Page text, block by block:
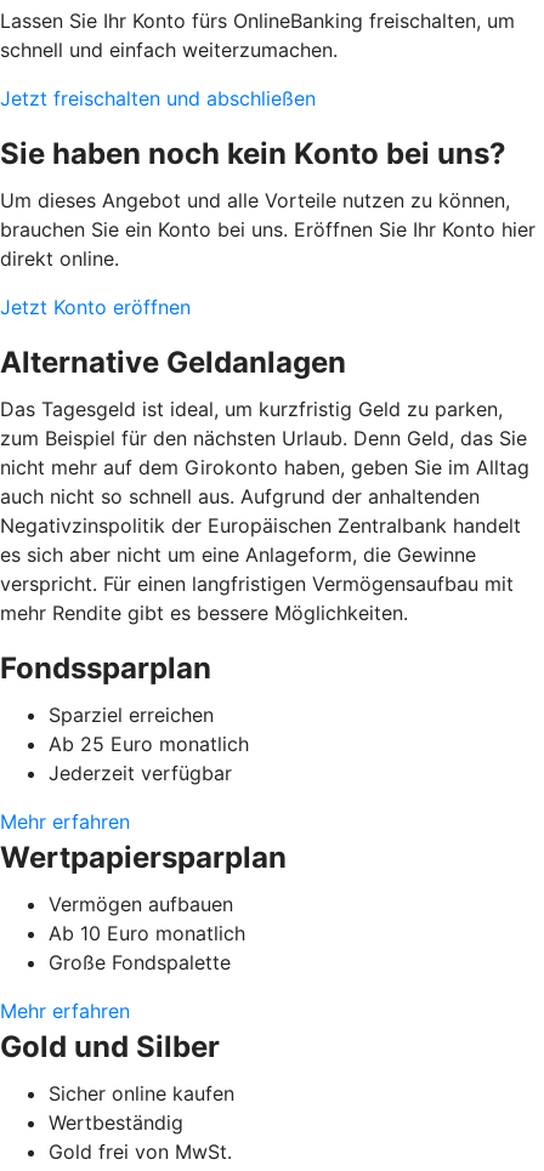
Lassen Sie Ihr Konto fürs OnlineBanking freischalten, um
schnell und einfach weiterzumachen.
Jetzt freischalten und abschließen
Sie haben noch kein Konto bei uns?
Um dieses Angebot und alle Vorteile nutzen zu können,
brauchen Sie ein Konto bei uns. Eröffnen Sie Ihr Konto hier
direkt online.
Jetzt Konto eröffnen
Alternative Geldanlagen
Das Tagesgeld ist ideal, um kurzfristig Geld zu parken,
zum Beispiel für den nächsten Urlaub. Denn Geld, das Sie
nicht mehr auf dem Girokonto haben, geben Sie im Alltag
auch nicht so schnell aus. Aufgrund der anhaltenden
Negativzinspolitik der Europäischen Zentralbank handelt
es sich aber nicht um eine Anlageform, die Gewinne
verspricht. Für einen langfristigen Vermögensaufbau mit
mehr Rendite gibt es bessere Möglichkeiten.
Fondssparplan
Sparziel erreichen
Ab 25 Euro monatlich
Jederzeit verfügbar
Mehr erfahren
Wertpapiersparplan
Vermögen aufbauen
Ab 10 Euro monatlich
Große Fondspalette
Mehr erfahren
Gold und Silber
Sicher online kaufen
Wertbeständig
Gold frei von MwSt.